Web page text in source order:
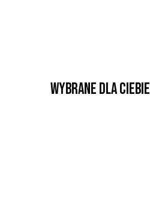
Wybrane dla Ciebie